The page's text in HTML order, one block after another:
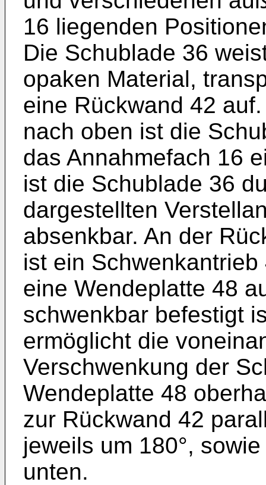
16 liegenden
Die Schublade 36
opaken Material,
eine Rückwand 42
nach oben ist die
das Annahmefach 16
ist die Schublade 36
dargestellten
absenkbar. An der
ist ein
eine Wendeplatte 48
schwenkbar befestigt
ermöglicht die
Verschwenkung der
Wendeplatte 48
zur Rückwand 42
jeweils um 180°,
unten.